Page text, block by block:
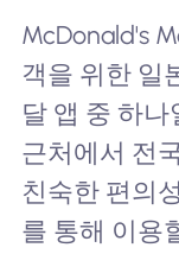
McDonald's
객을 위한 일
달 앱 중 하나
근처에서 전
친숙한 편의
를 통해 이용